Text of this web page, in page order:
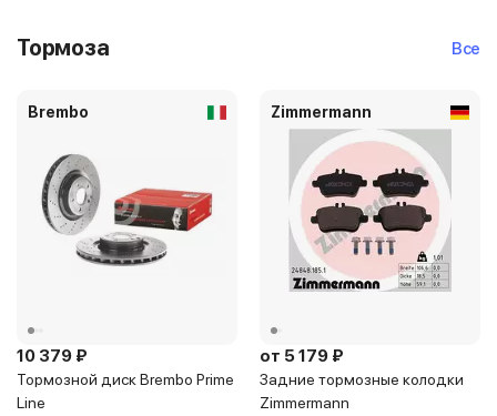
Тормоза Все
Brembo
10 379 ₽
Тормозной диск Brembo Prime
Line
Zimmermann
от 5 179 ₽
Задние тормозные колодки
Zimmermann